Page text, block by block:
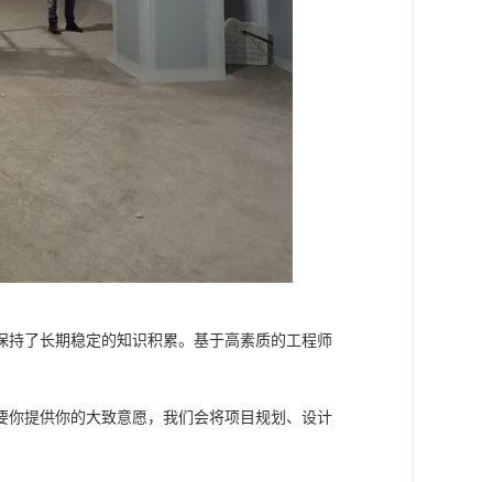
了长期稳定的知识积累。基于高素质的工程师
提供你的大致意愿，我们会将项目规划、设计